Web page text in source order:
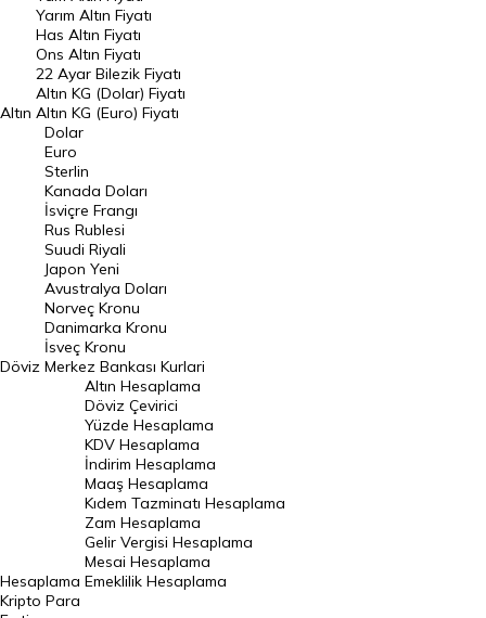
DÖVİZ
Döviz Kuru
Dolar Kuru
Euro Kuru
Pound Kuru
Frank Kuru
Riyal Kuru
Avustralya Doları
Danimarka Kronu Kuru
Kanada Doları Kuru
Norveç Kronu Kuru
İsveç Kronu Kuru
Japon Yeni Kuru
Serbest Piyasa Döviz Kurları
Merkez Bankası Döviz Kurları
Altın Fiyatları
Altın
Yarım Altın Fiyatı
Has Altın Fiyatı
Ons Altın Fiyatı
22 Ayar Bilezik Fiyatı
Altın KG (Dolar) Fiyatı
Altın KG (Euro) Fiyatı
Döviz
Dolar
Euro
Sterlin
Kanada Doları
İsviçre Frangı
Rus Rublesi
Suudi Riyali
Japon Yeni
Avustralya Doları
Norveç Kronu
Danimarka Kronu
İsveç Kronu
Merkez Bankası Kurlari
Hesaplama
Altın Hesaplama
Döviz Çevirici
Yüzde Hesaplama
KDV Hesaplama
İndirim Hesaplama
Maaş Hesaplama
Kıdem Tazminatı Hesaplama
Zam Hesaplama
Gelir Vergisi Hesaplama
Mesai Hesaplama
Emeklilik Hesaplama
Kripto Para